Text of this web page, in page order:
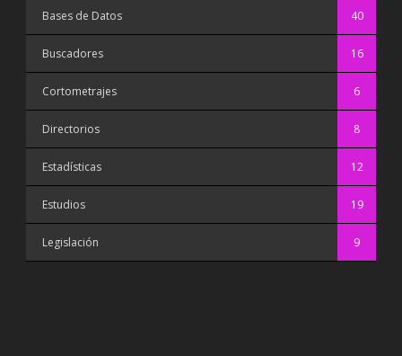
Bases de Datos 40
Buscadores 16
Cortometrajes 6
Directorios 8
Estadísticas 12
Estudios 19
Legislación 9